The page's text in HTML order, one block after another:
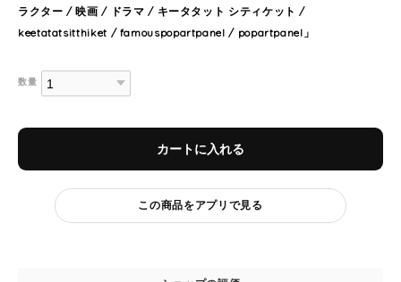
ラクター / 映画 / ドラマ / キータタット シティケット /
keetatatsitthiket / famouspopartpanel / popartpanel」
数量
カートに入れる
この商品をアプリで見る